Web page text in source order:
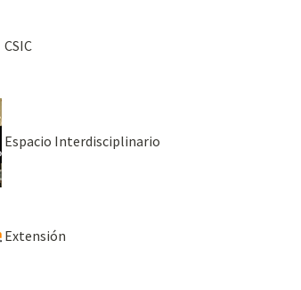
CSIC
Espacio Interdisciplinario
Extensión